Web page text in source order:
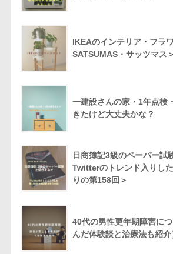
IKEAのインテリア・フラ
SATSUMAS・サッツマス＞
一建設さんの家・1年点検
きたけど大丈夫かな？
日商簿記3級のペーパー試
Twitterのトレンド入りし
りの第158回＞
40代の男性更年期障害に
んだ体験談と治療法も紹介